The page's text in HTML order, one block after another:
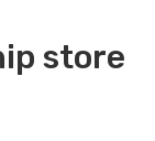
store